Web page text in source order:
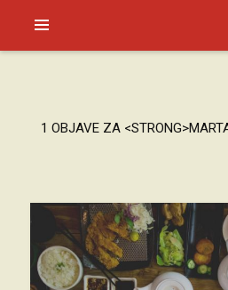
SAGUD.XYZ
1 OBJAVE ZA